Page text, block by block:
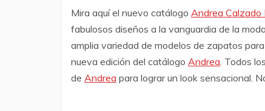
Mira aquí el nuevo catálogo Andrea
fabulosos diseños a la vanguardia de la
amplia variedad de modelos de zapatos
nueva edición del catálogo Andrea . Todos
de Andrea para lograr un look sensacional.